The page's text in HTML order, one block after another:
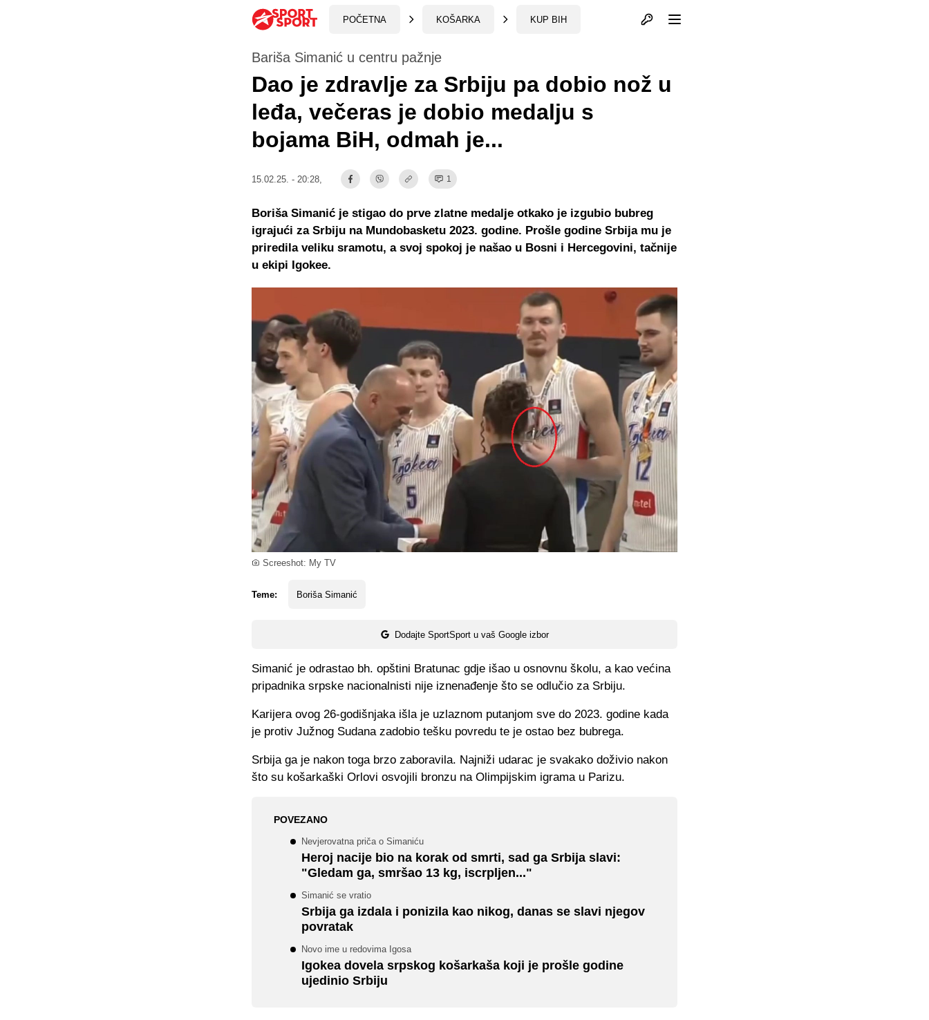
POČETNA KOŠARKA KUP BIH Otvori profil
Screeshot: My TV
Bariša Simanić u centru pažnje
Dao je zdravlje za Srbiju pa dobio nož u
leđa, večeras je dobio medalju s
bojama BiH, odmah je...
15.02.25. - 20:28, 1
Teme: Boriša Simanić
Dodajte SportSport u vaš Google izbor
Boriša Simanić je stigao do prve zlatne medalje otkako je izgubio bubreg
igrajući za Srbiju na Mundobasketu 2023. godine. Prošle godine Srbija mu je
priredila veliku sramotu, a svoj spokoj je našao u Bosni i Hercegovini, tačnije
u ekipi Igokee.
Simanić je odrastao bh. opštini Bratunac gdje išao u osnovnu školu, a kao većina
pripadnika srpske nacionalnisti nije iznenađenje što se odlučio za Srbiju.
Karijera ovog 26-godišnjaka išla je uzlaznom putanjom sve do 2023. godine kada
je protiv Južnog Sudana zadobio tešku povredu te je ostao bez bubrega.
Srbija ga je nakon toga brzo zaboravila. Najniži udarac je svakako doživio nakon
što su košarkaški Orlovi osvojili bronzu na Olimpijskim igrama u Parizu.
POVEZANO
Nevjerovatna priča o Simaniću
Heroj nacije bio na korak od smrti, sad ga Srbija slavi:
"Gledam ga, smršao 13 kg, iscrpljen..."
Simanić se vratio
Srbija ga izdala i ponizila kao nikog, danas se slavi njegov
povratak
Novo ime u redovima Igosa
Igokea dovela srpskog košarkaša koji je prošle godine
ujedinio Srbiju